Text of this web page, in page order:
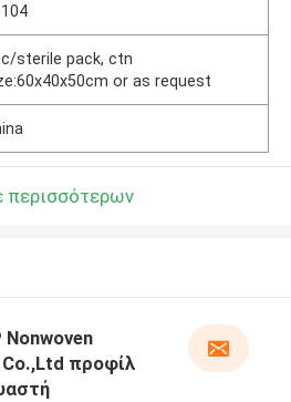
sterile pack, ctn
or as request
περισσότερων
Nonwoven
προφίλ